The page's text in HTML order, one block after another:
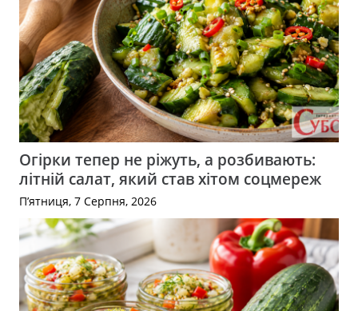
Огірки тепер не ріжуть, а розбивають:
літній салат, який став хітом соцмереж
П’ятниця, 7 Серпня, 2026